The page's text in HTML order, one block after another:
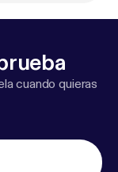
cuando quieras